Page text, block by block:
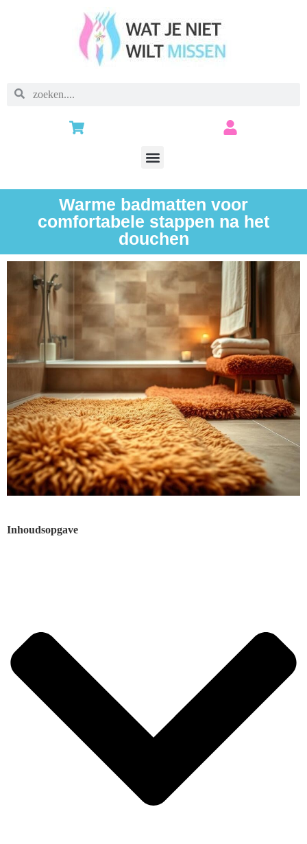
Warme badmatten voor
comfortabele stappen na het
douchen
Inhoudsopgave